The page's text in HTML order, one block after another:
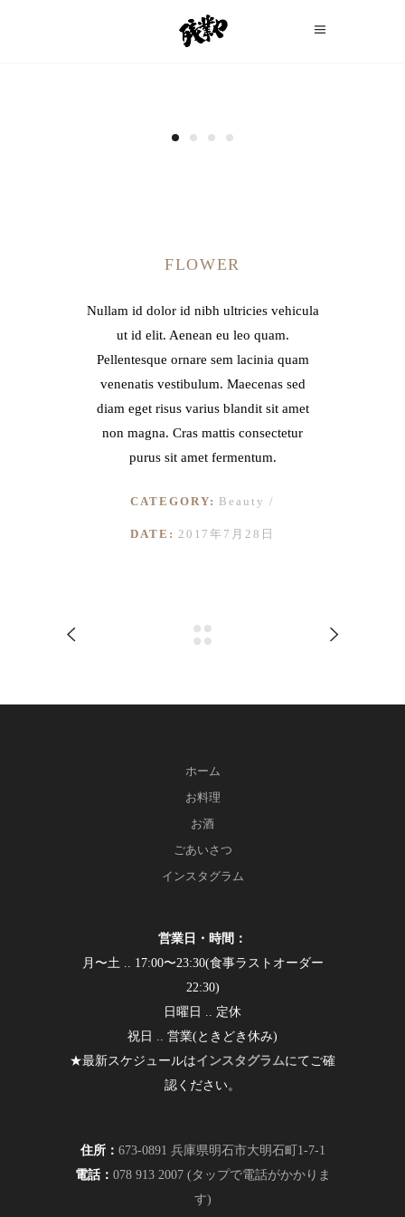
FLOWER
Nullam id dolor id nibh ultricies vehicula
ut id elit. Aenean eu leo quam.
Pellentesque ornare sem lacinia quam
venenatis vestibulum. Maecenas sed
diam eget risus varius blandit sit amet
non magna. Cras mattis consectetur
purus sit amet fermentum.
CATEGORY: Beauty
DATE: 2017年7月28日
ホーム
お料理
お酒
ごあいさつ
インスタグラム
営業日・時間：
月〜土 .. 17:00〜23:30(食事ラストオーダー
22:30)
日曜日 .. 定休
祝日 .. 営業(ときどき休み)
★最新スケジュールはインスタグラムにてご確
認ください。
住所： 673-0891 兵庫県明石市大明石町1-7-1
電話： 078 913 2007 (タップで電話がかかりま
す)